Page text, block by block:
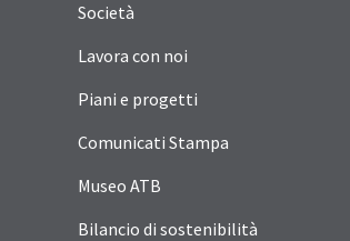
Società
Lavora con noi
Piani e progetti
Comunicati Stampa
Museo ATB
Bilancio di sostenibilità